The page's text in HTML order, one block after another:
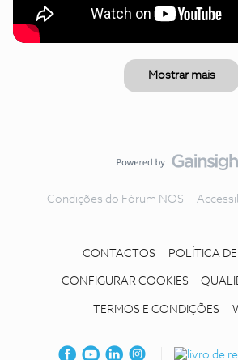
Mostrar mais
Condições do Fórum NOS
CONTACTOS POLÍTICA
CONFIGURAR COOKIES
TERMOS E CONDIÇÕES